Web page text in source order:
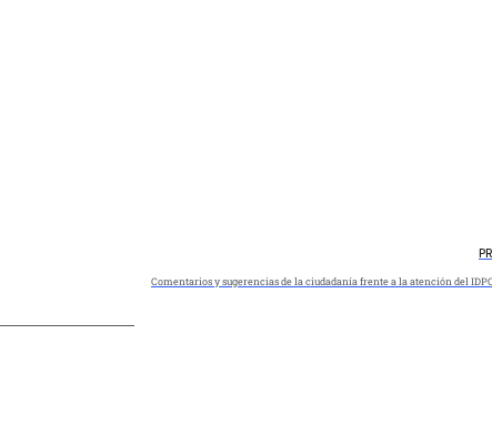
Comentarios y sugerencias de la ciudadanía frente a la atención del